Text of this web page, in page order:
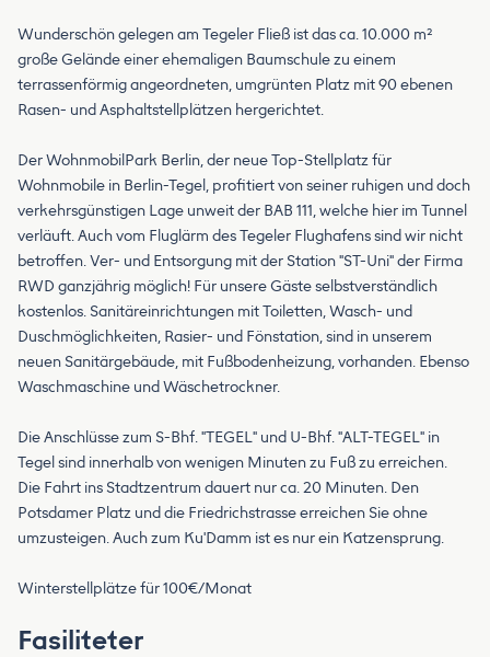
Wunderschön gelegen am Tegeler Fließ ist das ca. 10.000 m²
große Gelände einer ehemaligen Baumschule zu einem
terrassenförmig angeordneten, umgrünten Platz mit 90 ebenen
Rasen- und Asphaltstellplätzen hergerichtet.
Der WohnmobilPark Berlin, der neue Top-Stellplatz für
Wohnmobile in Berlin-Tegel, profitiert von seiner ruhigen und doch
verkehrsgünstigen Lage unweit der BAB 111, welche hier im Tunnel
verläuft. Auch vom Fluglärm des Tegeler Flughafens sind wir nicht
betroffen. Ver- und Entsorgung mit der Station "ST-Uni" der Firma
RWD ganzjährig möglich! Für unsere Gäste selbstverständlich
kostenlos. Sanitäreinrichtungen mit Toiletten, Wasch- und
Duschmöglichkeiten, Rasier- und Fönstation, sind in unserem
neuen Sanitärgebäude, mit Fußbodenheizung, vorhanden. Ebenso
Waschmaschine und Wäschetrockner.
Die Anschlüsse zum S-Bhf. "TEGEL" und U-Bhf. "ALT-TEGEL" in
Tegel sind innerhalb von wenigen Minuten zu Fuß zu erreichen.
Die Fahrt ins Stadtzentrum dauert nur ca. 20 Minuten. Den
Potsdamer Platz und die Friedrichstrasse erreichen Sie ohne
umzusteigen. Auch zum Ku'Damm ist es nur ein Katzensprung.
Winterstellplätze für 100€/Monat
Fasiliteter